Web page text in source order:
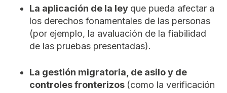
La aplicación de la ley que pueda afectar a
los derechos fonamentales de las personas
(por ejemplo, la avaluación de la fiabilidad
de las pruebas presentadas).
La gestión migratoria, de asilo y de
controles fronterizos (como la verificación